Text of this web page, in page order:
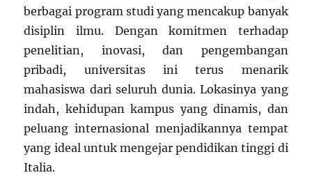
berbagai program studi yang mencakup banyak
disiplin ilmu. Dengan komitmen terhadap
penelitian, inovasi, dan pengembangan
pribadi, universitas ini terus menarik
mahasiswa dari seluruh dunia. Lokasinya yang
indah, kehidupan kampus yang dinamis, dan
peluang internasional menjadikannya tempat
yang ideal untuk mengejar pendidikan tinggi di
Italia.